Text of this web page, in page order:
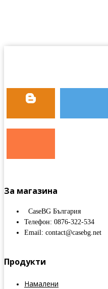
За магазина
CaseBG България
Телефон: 0876-322-534
Email: contact@casebg.net
Продукти
Намалени